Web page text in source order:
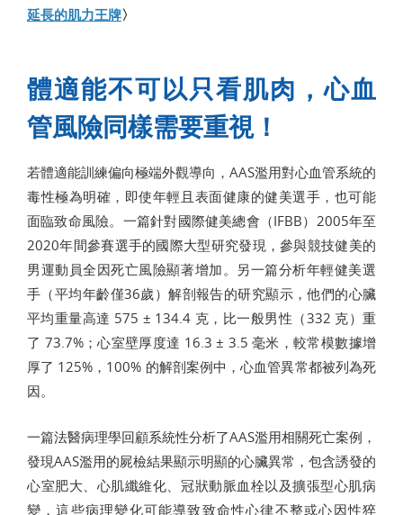
延長的肌力王牌〉
體適能不可以只看肌肉，心血
管風險同樣需要重視！
若體適能訓練偏向極端外觀導向，AAS濫用對心血管系統的
毒性極為明確，即使年輕且表面健康的健美選手，也可能
面臨致命風險。一篇針對國際健美總會（IFBB）2005年至
2020年間參賽選手的國際大型研究發現，參與競技健美的
男運動員全因死亡風險顯著增加。另一篇分析年輕健美選
手（平均年齡僅36歲）解剖報告的研究顯示，他們的心臟
平均重量高達 575 ± 134.4 克，比一般男性（332 克）重
了 73.7%；心室壁厚度達 16.3 ± 3.5 毫米，較常模數據增
厚了 125%，100% 的解剖案例中，心血管異常都被列為死
因。
一篇法醫病理學回顧系統性分析了AAS濫用相關死亡案例，
發現AAS濫用的屍檢結果顯示明顯的心臟異常，包含誘發的
心室肥大、心肌纖維化、冠狀動脈血栓以及擴張型心肌病
變，這些病理變化可能導致致命性心律不整或心因性猝